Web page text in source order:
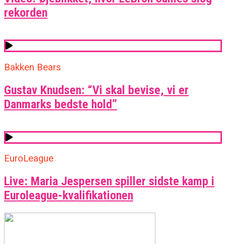
rekorden
Bakken Bears
Gustav Knudsen: “Vi skal bevise, vi er
Danmarks bedste hold”
EuroLeague
Live: Maria Jespersen spiller sidste kamp i
Euroleague-kvalifikationen